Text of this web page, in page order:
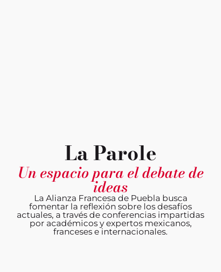
La Parole
Un espacio para el debate de
ideas
La Alianza Francesa de Puebla busca
fomentar la reflexión sobre los desafíos
actuales, a través de conferencias impartidas
por académicos y expertos mexicanos,
franceses e internacionales.